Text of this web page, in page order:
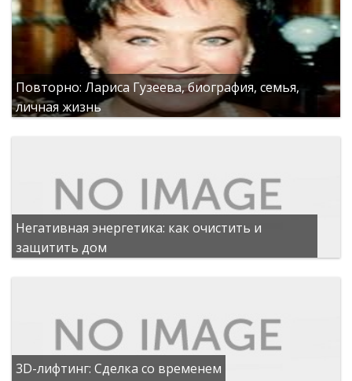
Повторно: Лариса Гузеева, биография, семья,
личная жизнь
Негативная энергетика: как очистить и
защитить дом
3D-лифтинг: Сделка со временем